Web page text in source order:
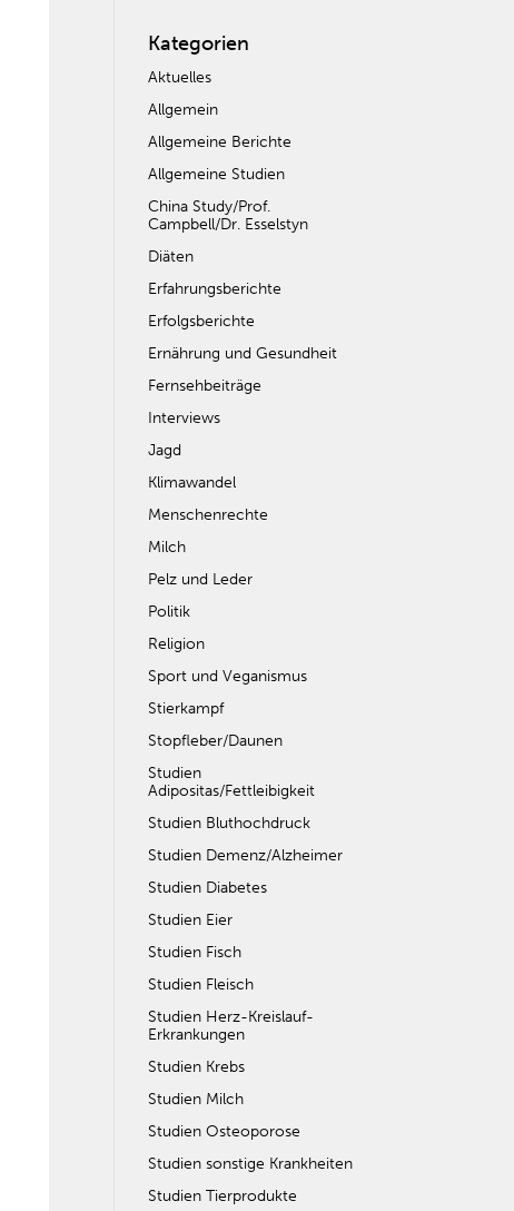
Kategorien
Aktuelles
Allgemein
Allgemeine Berichte
Allgemeine Studien
China Study/Prof.
Campbell/Dr. Esselstyn
Diäten
Erfahrungsberichte
Erfolgsberichte
Ernährung und Gesundheit
Fernsehbeiträge
Interviews
Jagd
Klimawandel
Menschenrechte
Milch
Pelz und Leder
Politik
Religion
Sport und Veganismus
Stierkampf
Stopfleber/Daunen
Studien
Adipositas/Fettleibigkeit
Studien Bluthochdruck
Studien Demenz/Alzheimer
Studien Diabetes
Studien Eier
Studien Fisch
Studien Fleisch
Studien Herz-Kreislauf-
Erkrankungen
Studien Krebs
Studien Milch
Studien Osteoporose
Studien sonstige Krankheiten
Studien Tierprodukte